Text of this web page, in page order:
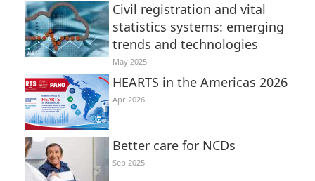
Civil registration and vital
statistics systems: emerging
trends and technologies
May 2025
HEARTS in the Americas 2026
Apr 2026
Better care for NCDs
Sep 2025